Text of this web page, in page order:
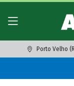
Porto Velho